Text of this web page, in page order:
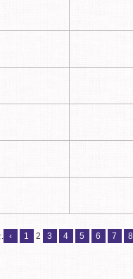
‹ 1 2 3 4 5 6 7 8